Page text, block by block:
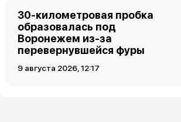
30-километровая пробка
образовалась под
Воронежем из-за
перевернувшейся фуры
9 августа 2026, 12:17